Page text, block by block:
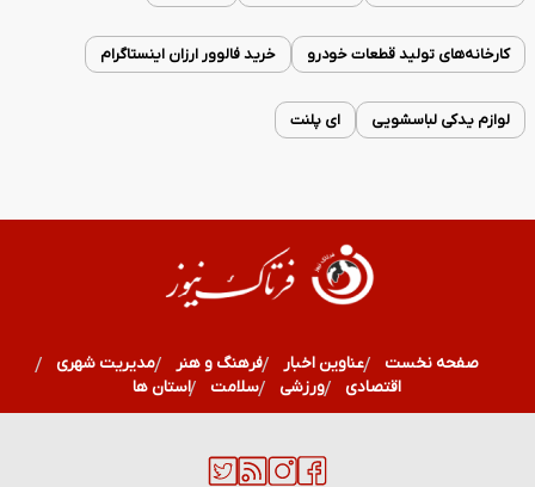
کارخانه‌های تولید قطعات خودرو خرید فالوور ارزان اینستاگرام
لوازم یدکی لباسشویی ای پلنت
صفحه نخست عناوین اخبار فرهنگ و هنر
مدیریت شهری
اقتصادی
ورزشی سلامت استان ها